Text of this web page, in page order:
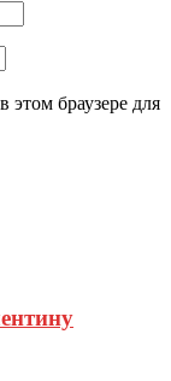
этом браузере для